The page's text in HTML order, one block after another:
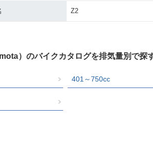
Z2
）のバイクカタログを排気量別で探
401～750cc